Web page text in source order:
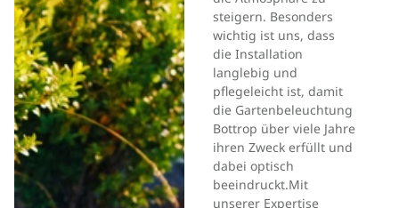
steigern. Besonders
wichtig ist uns, dass
die Installation
langlebig und
pflegeleicht ist, damit
die Gartenbeleuchtung
Bottrop über viele Jahre
ihren Zweck erfüllt und
dabei optisch
beeindruckt.Mit
unserer Expertise